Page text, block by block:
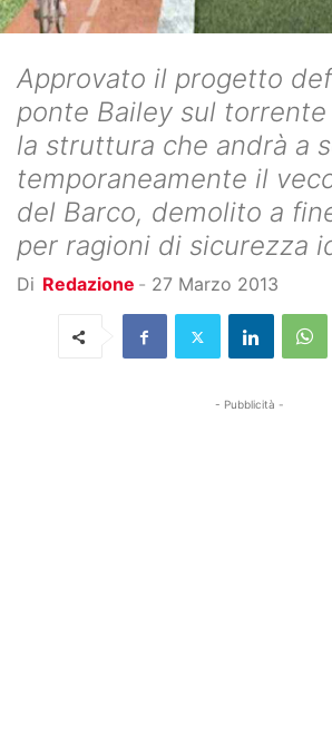
Approvato il progetto
ponte Bailey sul torrente
la struttura che andrà a
temporaneamente il
del Barco, demolito a
per ragioni di sicurezza
Di Redazione - 27 Marzo 2013
- Pubblicità -